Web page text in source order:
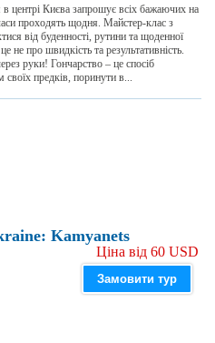
центрі Києва запрошує всіх бажаючих на
проходять щодня. Майстер-клас з
від буденності, рутини та щоденної
не про швидкість та результативність.
руки! Гончарство – це спосіб
предків, поринути в...
Kamyanets
Ціна від 60 USD
Замовити тур